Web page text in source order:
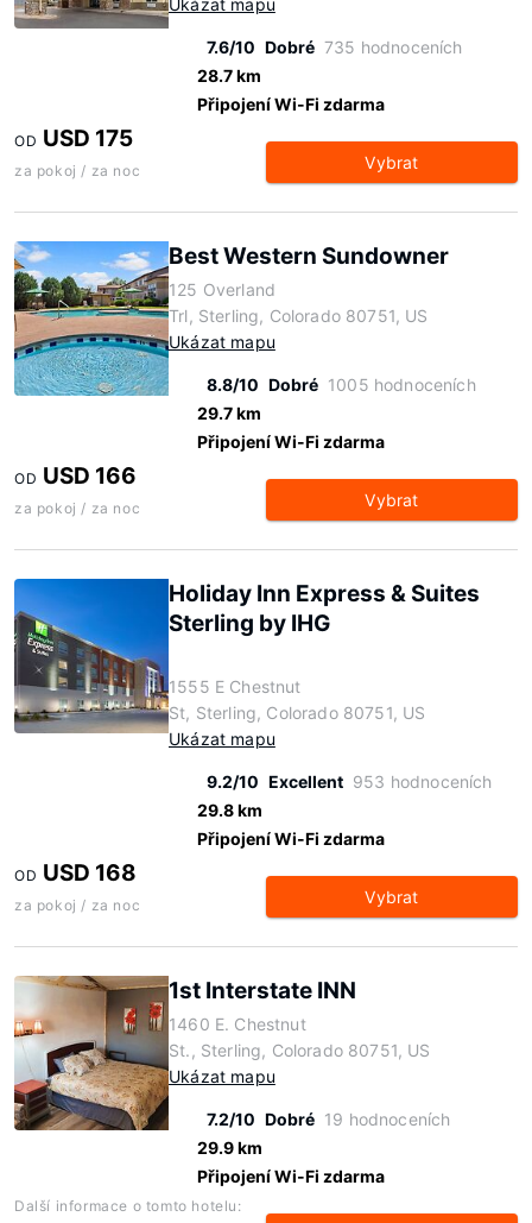
Ukázat mapu
7.6/10 Dobré 735 hodnoceních
28.7 km
Připojení Wi-Fi zdarma
OD USD 175
za pokoj / za noc Vybrat
Best Western Sundowner
125 Overland
Trl, Sterling, Colorado 80751, US
Ukázat mapu
8.8/10 Dobré 1005 hodnoceních
29.7 km
Připojení Wi-Fi zdarma
OD USD 166
za pokoj / za noc Vybrat
Holiday Inn Express & Suites
Sterling by IHG
1555 E Chestnut
St, Sterling, Colorado 80751, US
Ukázat mapu
9.2/10 Excellent 953 hodnoceních
29.8 km
Připojení Wi-Fi zdarma
OD USD 168
za pokoj / za noc Vybrat
1st Interstate INN
1460 E. Chestnut
St., Sterling, Colorado 80751, US
Ukázat mapu
7.2/10 Dobré 19 hodnoceních
29.9 km
Připojení Wi-Fi zdarma
Další informace o tomto hotelu: